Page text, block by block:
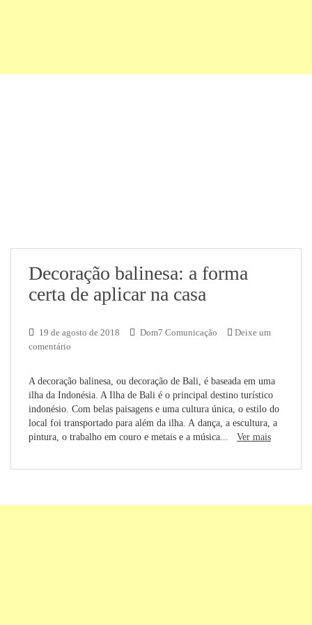
Decoração balinesa: a forma
certa de aplicar na casa
19 de agosto de 2018 Dom7 Comunicação
Deixe um
comentário
A decoração balinesa, ou decoração de Bali, é baseada em uma
ilha da Indonésia. A Ilha de Bali é o principal destino turístico
indonésio. Com belas paisagens e uma cultura única, o estilo do
local foi transportado para além da ilha. A dança, a escultura, a
pintura, o trabalho em couro e metais e a música... Ver mais